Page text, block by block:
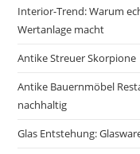
Interior-Trend: Warum
Wertanlage macht
Antike Streuer Skorpione
Antike Bauernmöbel
nachhaltig
Glas Entstehung: